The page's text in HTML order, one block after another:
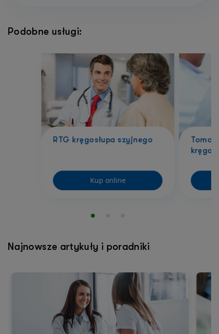
Podobne usługi:
RTG kręgosłupa szyjnego
Kup online
Najnowsze artykuły i poradniki